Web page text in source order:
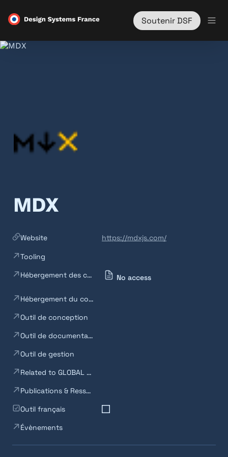
Soutenir DSF
MDX
Website https://mdxjs.com/
Tooling
Hébergement des composants codés
No access
Hébergement du code
Outil de conception
Outil de documentation
Outil de gestion
Related to GLOBAL BACKEND (Tooling)
Publications & Ressources
Outil français
Évènements